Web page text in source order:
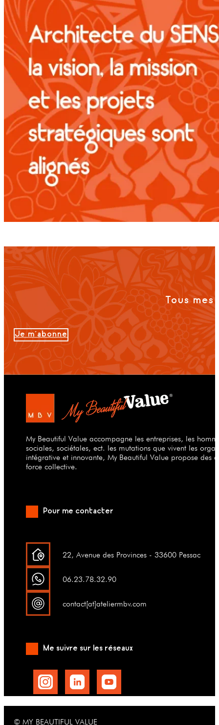
Tous
Je m'abonne
My Beautiful Value accompagne les entreprises, les
sociales, sociétales, ect. les mutations que vivent les
intégrative et innovante, My Beautiful Value propose des
force collective.
Pour me contacter
22, Avenue des Provinces - 33600 Pessac
06.23.78.32.90
contact[at]ateliermbv.com
Me suivre sur les réseaux
© MY BEAUTIFUL VALUE